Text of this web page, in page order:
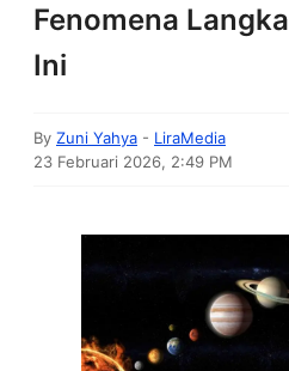
Fenomena Langka
Ini
By Zuni Yahya - LiraMedia
23 Februari 2026, 2:49 PM